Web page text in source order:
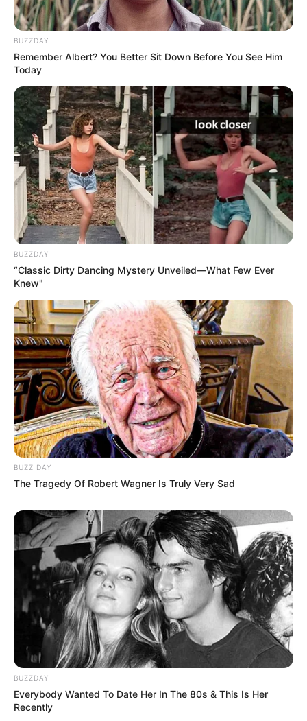
BUZZDAY
Remember Albert? You Better Sit Down Before You See Him
Today
BUZZDAY
“Classic Dirty Dancing Mystery Unveiled—What Few Ever
Knew"
BUZZ DAY
The Tragedy Of Robert Wagner Is Truly Very Sad
BUZZDAY
Everybody Wanted To Date Her In The 80s & This Is Her
Recently